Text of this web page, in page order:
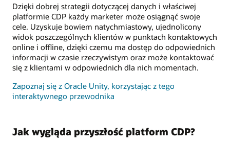
Dzięki dobrej strategii dotyczącej danych i właściwej
platformie CDP każdy marketer może osiągnąć swoje
cele. Uzyskuje bowiem natychmiastowy, ujednolicony
widok poszczególnych klientów w punktach kontaktowych
online i offline, dzięki czemu ma dostęp do odpowiednich
informacji w czasie rzeczywistym oraz może kontaktować
się z klientami w odpowiednich dla nich momentach.
Zapoznaj się z Oracle Unity, korzystając z tego
interaktywnego przewodnika
Jak wygląda przyszłość platform CDP?